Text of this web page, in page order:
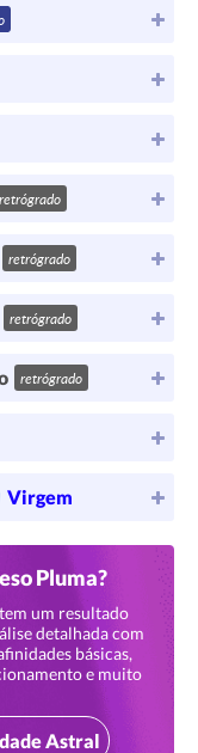
retrógrado
retrógrado
retrógrado
retrógrado
Virgem
Pluma?
um resultado
detalhada com
básicas,
e muito
Astral